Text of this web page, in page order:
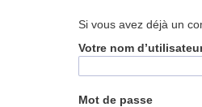
Si vous avez déjà un
Votre nom
Mot de passe